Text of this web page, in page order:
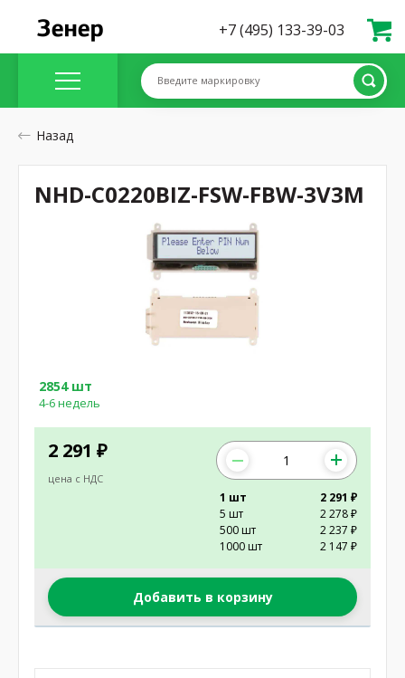
+7 (495) 133-39-03
Введите маркировку
Назад
2 291 ₽
цена с НДС
2854 шт
4-6 недель
1 шт
2 291 ₽
5 шт
2 278 ₽
500 шт
2 237 ₽
1000 шт
2 147 ₽
Добавить в корзину
NHD-C0220BIZ-FSW-FBW-3V3M